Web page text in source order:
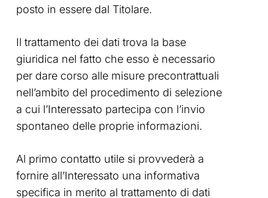
posto in essere dal Titolare.
Il trattamento dei dati trova la base
giuridica nel fatto che esso è necessario
per dare corso alle misure precontrattuali
nell’ambito del procedimento di selezione
a cui l’Interessato partecipa con l’invio
spontaneo delle proprie informazioni.
Al primo contatto utile si provvederà a
fornire all’Interessato una informativa
specifica in merito al trattamento di dati